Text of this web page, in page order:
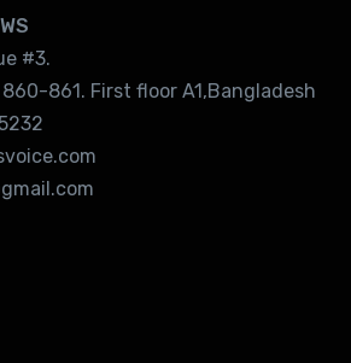
#3.
861. First floor A1,Bangladesh